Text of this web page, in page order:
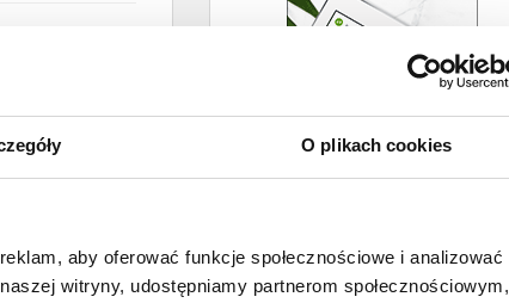
O plikach cookies
aby oferować funkcje społecznościowe i analizować
witryny, udostępniamy partnerom społecznościowym,
kwietnia 2023